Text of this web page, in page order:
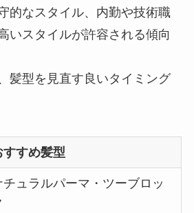
的なスタイル、内勤や技術職
いスタイルが許容される傾向
髪型を見直す良いタイミング
すすめ髪型
チュラルパーマ・ツーブロッ